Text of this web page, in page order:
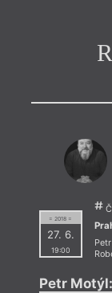
= 2018 =
27. 6.
19:00
Petr